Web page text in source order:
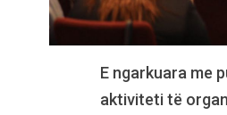
E ngarkuara me
aktiviteti të